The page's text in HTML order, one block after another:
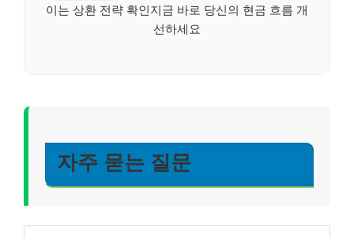
이는 상환 전략 확인지금 바로 당신의 현금 흐름 개
선하세요
자주 묻는 질문